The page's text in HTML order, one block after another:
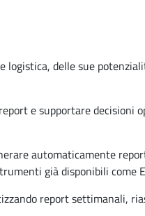
logistica, delle sue
e supportare decisioni
automaticamente
già disponibili come
report settimanali,